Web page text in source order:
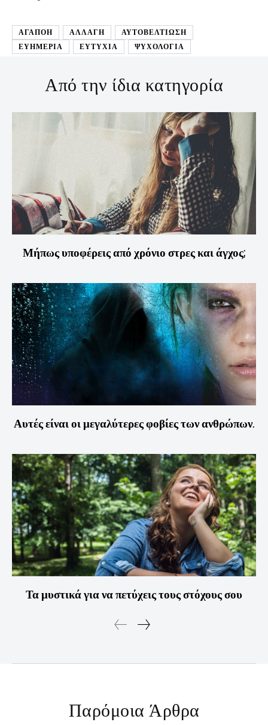
ΑΓΑΠΟΗ ΑΛΛΑΓΗ
ΑΥΤΟΒΕΛΤΊΩΣΗ
ΕΥΗΜΕΡΙΑ
ΕΥΤΥΧΙΑ ΨΥΧΟΛΟΓΙΑ
Από την ίδια κατηγορία
Μήπως υποφέρεις από χρόνιο στρες και άγχος;
Αυτές είναι οι μεγαλύτερες φοβίες των ανθρώπων.
Τα μυστικά για να πετύχεις τους στόχους σου
Παρόμοια Άρθρα